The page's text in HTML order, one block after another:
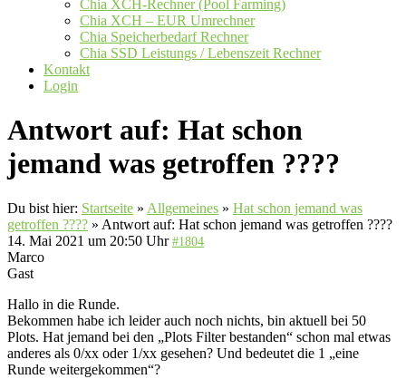
Chia XCH-Rechner (Pool Farming)
Chia XCH – EUR Umrechner
Chia Speicherbedarf Rechner
Chia SSD Leistungs / Lebenszeit Rechner
Kontakt
Login
Antwort auf: Hat schon
jemand was getroffen ????
Du bist hier: Startseite » Allgemeines » Hat schon jemand was
getroffen ???? » Antwort auf: Hat schon jemand was getroffen ????
14. Mai 2021 um 20:50 Uhr #1804
Marco
Gast
Hallo in die Runde.
Bekommen habe ich leider auch noch nichts, bin aktuell bei 50
Plots. Hat jemand bei den „Plots Filter bestanden“ schon mal etwas
anderes als 0/xx oder 1/xx gesehen? Und bedeutet die 1 „eine
Runde weitergekommen“?